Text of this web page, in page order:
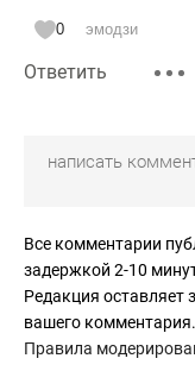
0 эмодзи
Ответить
Все комментарии
задержкой 2-10
Редакция оставляет
вашего комментария.
Правила